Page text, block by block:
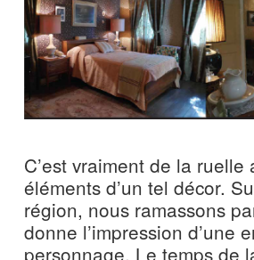
C’est vraiment de la
éléments d’un tel décor.
région, nous ramassons
donne l’impression d’une
personnage. Le temps de